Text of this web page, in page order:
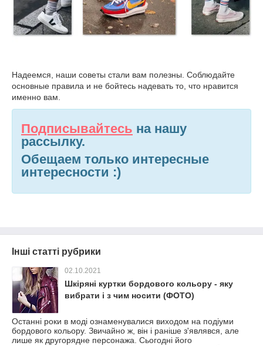
Надеемся, наши советы стали вам полезны. Соблюдайте
основные правила и не бойтесь надевать то, что нравится
именно вам.
Подписывайтесь на нашу
рассылку.
Обещаем только интересные
интересности :)
Інші статті рубрики
02.10.2021
Шкіряні куртки бордового кольору - яку
вибрати і з чим носити (ФОТО)
Останні роки в моді ознаменувалися виходом на подіуми
бордового кольору. Звичайно ж, він і раніше з'являвся, але
лише як другорядне персонажа. Сьогодні його